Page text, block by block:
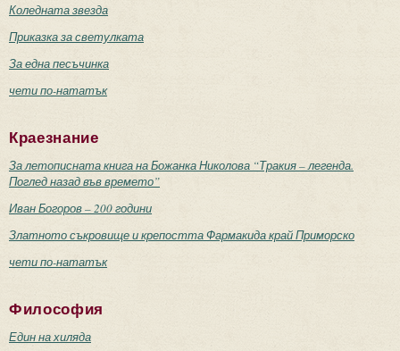
Коледната звезда
Приказка за светулката
За една песъчинка
чети по-нататък
Краезнание
За летописната книга на Божанка Николова “Тракия – легенда.
Поглед назад във времето”
Иван Богоров – 200 години
Златното съкровище и крепостта Фармакида край Приморско
чети по-нататък
Философия
Един на хиляда